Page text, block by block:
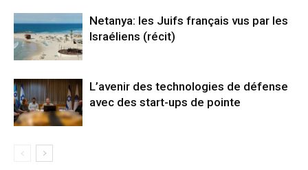
Netanya: les Juifs français vus par les
Israéliens (récit)
L’avenir des technologies de défense
avec des start-ups de pointe